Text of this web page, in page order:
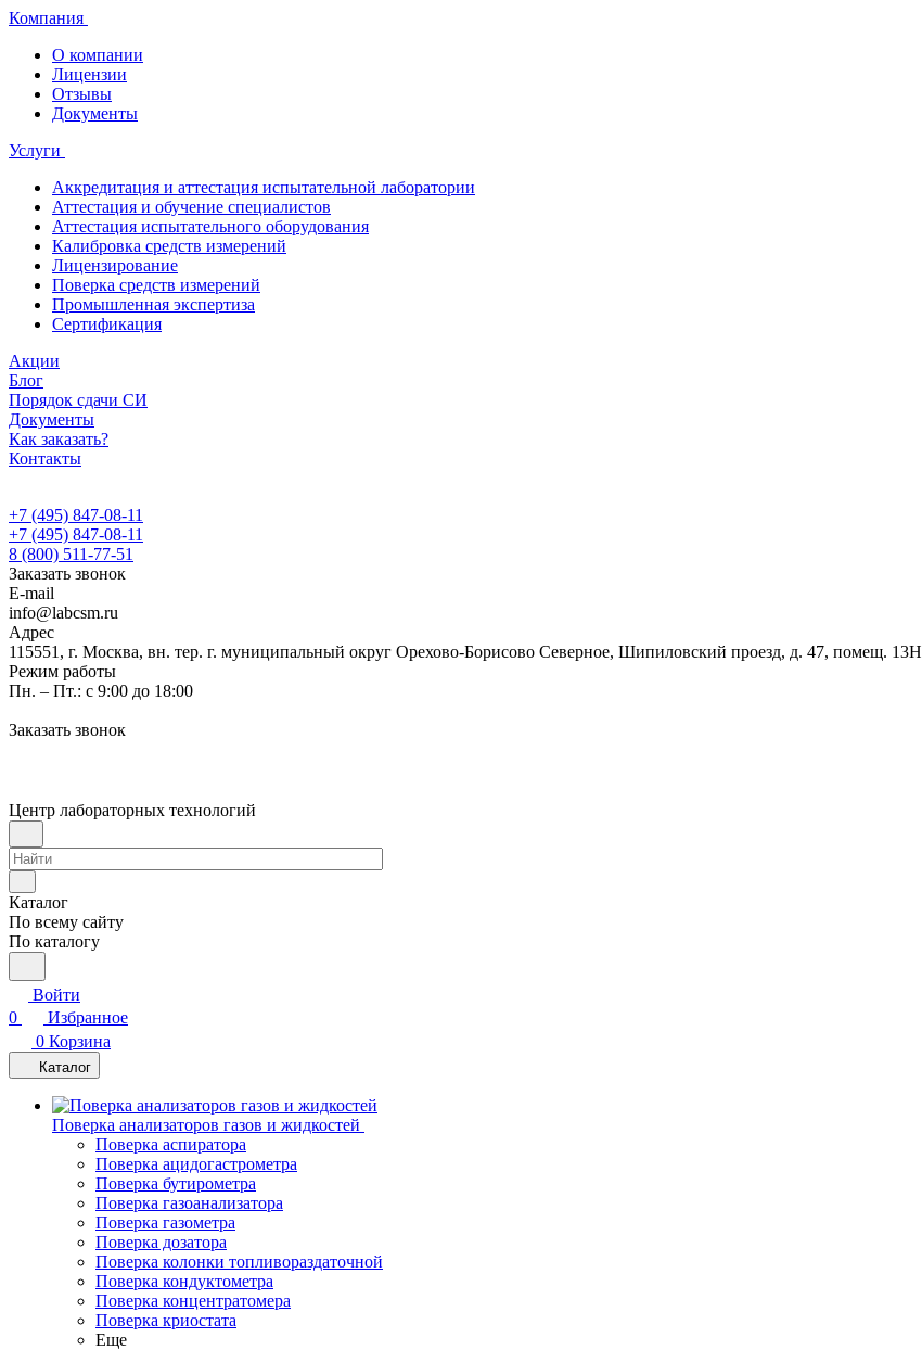
Компания
О компании
Лицензии
Отзывы
Документы
Услуги
Аккредитация и аттестация испытательной лаборатории
Аттестация и обучение специалистов
Аттестация испытательного оборудования
Калибровка средств измерений
Лицензирование
Поверка средств измерений
Промышленная экспертиза
Сертификация
Акции
Блог
Порядок сдачи СИ
Документы
Как заказать?
Контакты
+7 (495) 847-08-11
+7 (495) 847-08-11
8 (800) 511-77-51
Заказать звонок
E-mail
info@labcsm.ru
Адрес
115551, г. Москва, вн. тер. г. муниципальный округ Орехово-Борисово Северное, Шипиловский проезд, д. 47, помещ. 13Н
Режим работы
Пн. – Пт.: с 9:00 до 18:00
Заказать звонок
Центр лабораторных технологий
Каталог
По всему сайту
По каталогу
Войти
0
Избранное
0 Корзина
Каталог
Поверка анализаторов газов и жидкостей
Поверка аспиратора
Поверка ацидогастрометра
Поверка бутирометра
Поверка газоанализатора
Поверка газометра
Поверка дозатора
Поверка колонки топливораздаточной
Поверка кондуктометра
Поверка концентратомера
Поверка криостата
Еще